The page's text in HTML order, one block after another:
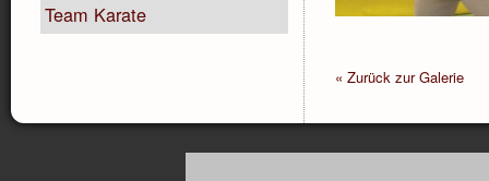
Team Karate
« Zurück zur Galerie